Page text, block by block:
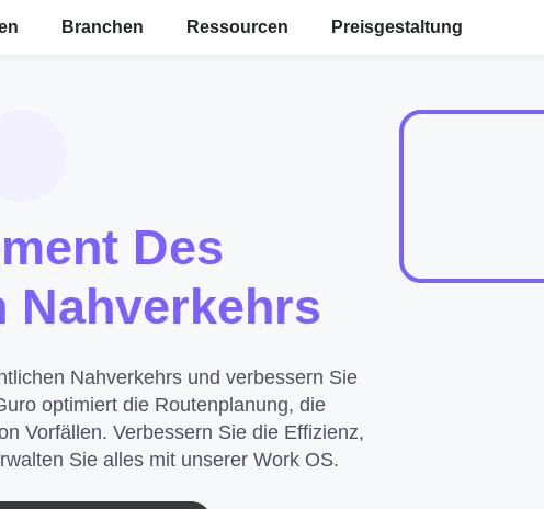
Branchen Ressourcen Preisgestaltung
Des
Nahverkehrs
Nahverkehrs und verbessern Sie
optimiert die Routenplanung, die
Vorfällen. Verbessern Sie die Effizienz,
Sie alles mit unserer Work OS.